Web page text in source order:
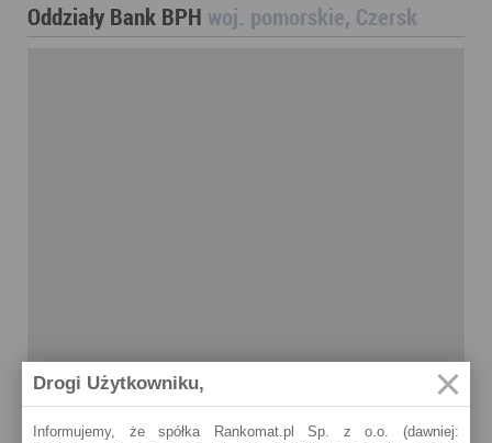
Oddziały Bank BPH woj. pomorskie, Czersk
Drogi Użytkowniku,
Informujemy, że spółka Rankomat.pl Sp. z o.o. (dawniej: